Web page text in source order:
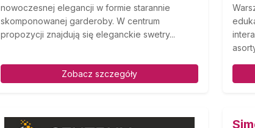
nowoczesnej elegancji w formie starannie
skomponowanej garderoby. W centrum
propozycji znajdują się eleganckie swetry...
Zobacz szczegóły